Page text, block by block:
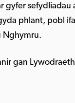
gyfer sefydliadau
phlant, pobl
Nghymru.
gan